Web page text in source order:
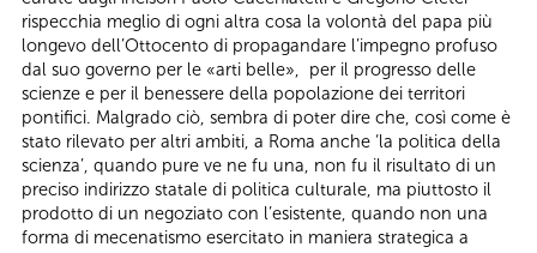
rispecchia meglio di ogni altra cosa la volontà del papa più
longevo dell’Ottocento di propagandare l’impegno profuso
dal suo governo per le «arti belle», per il progresso delle
scienze e per il benessere della popolazione dei territori
pontifici. Malgrado ciò, sembra di poter dire che, così come è
stato rilevato per altri ambiti, a Roma anche ‘la politica della
scienza’, quando pure ve ne fu una, non fu il risultato di un
preciso indirizzo statale di politica culturale, ma piuttosto il
prodotto di un negoziato con l’esistente, quando non una
forma di mecenatismo esercitato in maniera strategica a